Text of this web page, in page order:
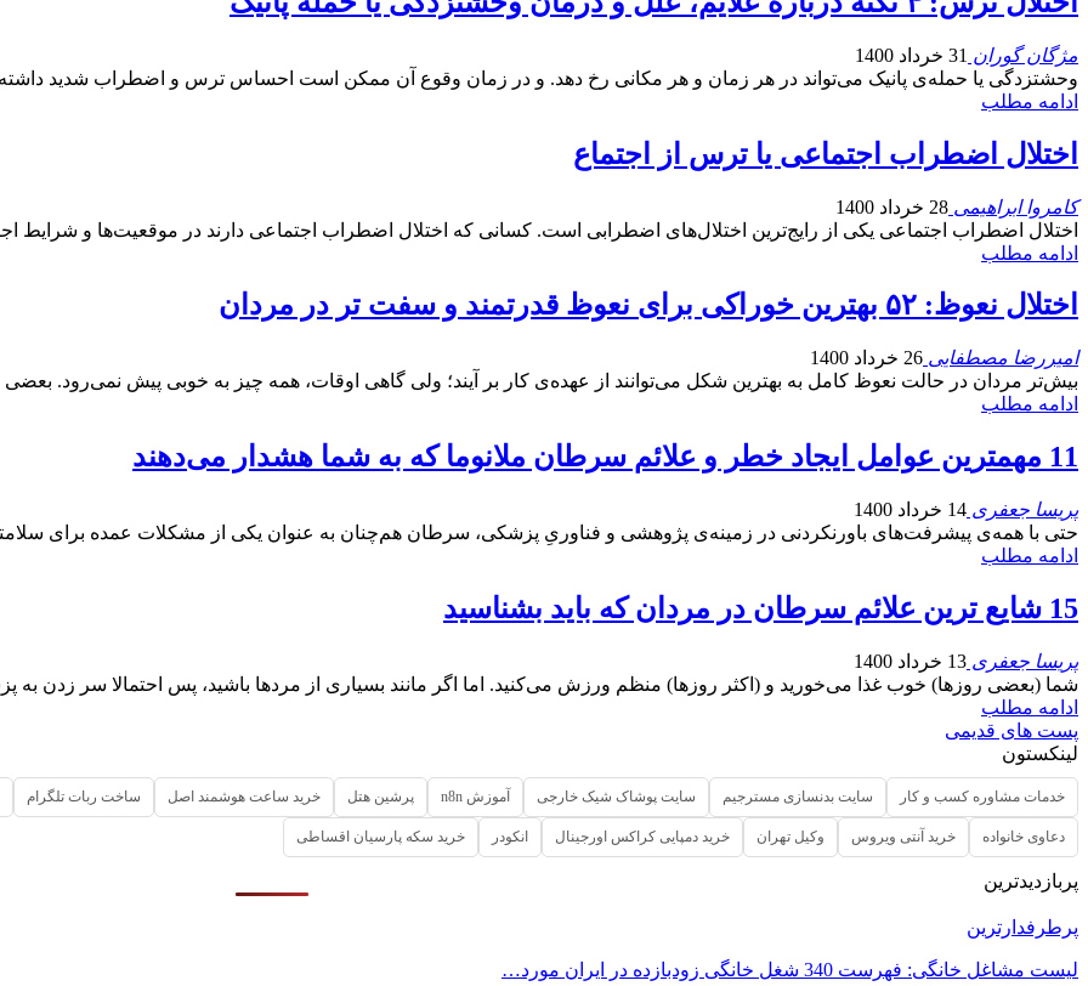
مژگان گوران 31 خرداد 1400
وحشتزدگی یا حمله‌ی پانیک می‌تواند در هر زمان و هر مکانی رخ دهد. و در زمان وقوع آن ممکن است احساس ترس و اضطراب شدید
ادامه مطلب
اختلال اضطراب اجتماعی یا ترس از اجتماع
کامروا ابراهیمی 28 خرداد 1400
اختلال اضطراب اجتماعی یکی از رایج‌ترین اختلال‌های اضطرابی است. کسانی که اختلال اضطراب اجتماعی دارند در موقعیت‌ها و شرایط
ادامه مطلب
اختلال نعوظ: ۵۲ بهترین خوراکی برای نعوظ قدرتمند و سفت تر در مردان
امیررضا مصطفایی 26 خرداد 1400
بیش‌تر مردان در حالت نعوظ کامل به بهترین شکل می‌توانند از عهده‌ی کار بر آیند؛ ولی گاهی اوقات، همه چیز به خوبی پیش نمی‌رود.
ادامه مطلب
11 مهمترین عوامل ایجاد خطر و علائم سرطان ملانوما که به شما هشدار می‌دهند
پریسا جعفری 14 خرداد 1400
حتی با همه‌ی پیشرفت‌های باورنکردنی در زمینه‌ی پژوهشی و فناوریِ پزشکی، سرطان هم‌چنان به عنوان یکی از مشکلات عمده برای
ادامه مطلب
15 شایع ترین علائم سرطان در مردان که باید بشناسید
پریسا جعفری 13 خرداد 1400
شما (بعضی روزها) خوب غذا می‌خورید و (اکثر روزها) منظم ورزش می‌کنید. اما اگر مانند بسیاری از مردها باشید، پس احتمالا سر زدن به
ادامه مطلب
پست های قدیمی
لینکستون
خدمات مشاوره کسب و کار سایت بدنسازی مسترجیم سایت پوشاک شیک خارجی آموزش n8n پرشین هتل خرید ساعت هوشمند اصل ساخت ربات تلگرام
دعاوی خانواده خرید آنتی ویروس وکیل تهران خرید دمپایی کراکس اورجینال انکودر خرید سکه پارسیان اقساطی
پربازدیدترین
پرطرفدارترین
لیست مشاغل خانگی: فهرست 340 شغل خانگی زودبازده در ایران مورد…